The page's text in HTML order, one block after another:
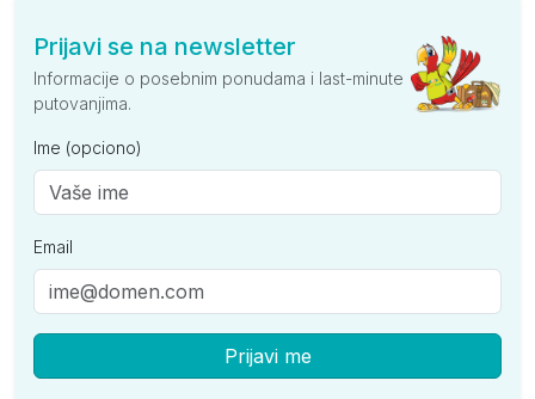
Prijavi se na newsletter
Informacije o posebnim ponudama i last-minute
putovanjima.
Ime (opciono)
Email
Prijavi me